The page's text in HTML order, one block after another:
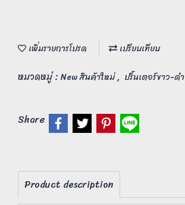
เพิ่มรายการโปรด เปรียบเทียบ
หมวดหมู่ : New สินค้าใหม่, ปริ้นเตอร์ขาว-ดำ
Share
Product description